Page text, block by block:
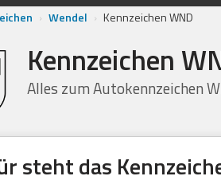
› Wendel › Kennzeichen WND
Kennzeichen
Alles zum Autokennzeichen
steht das